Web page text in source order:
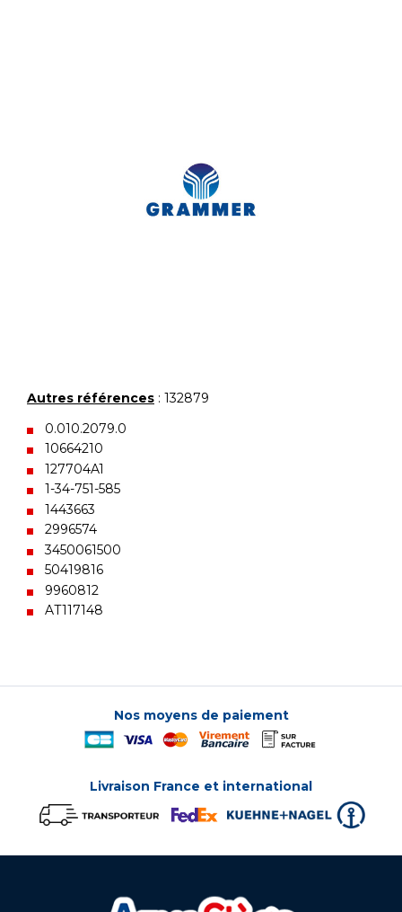
Autres références : 132879
0.010.2079.0
10664210
127704A1
1-34-751-585
1443663
2996574
3450061500
50419816
9960812
AT117148
Nos moyens de paiement
Livraison France et international